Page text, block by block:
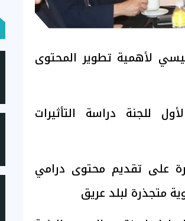
لأهمية تطوير المحتوى
للجنة دراسة التأثيرات
على تقديم محتوى درامي
متجذرة لبلد عريق